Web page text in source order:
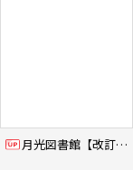
月光図書館【改訂版】